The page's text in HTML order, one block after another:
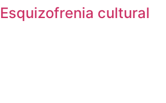
Esquizofrenia cultural